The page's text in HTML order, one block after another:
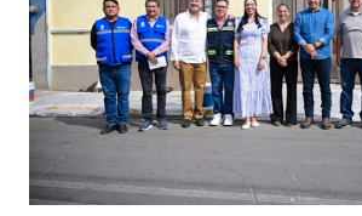
aprender y nuevas experiencias que
chica y aún no has tenido relaciones
pienses que el sexo será increíble y no
experimentarlo, pero como cualquier
experiencia te dirá, siempre es mejor
son suficientemen...